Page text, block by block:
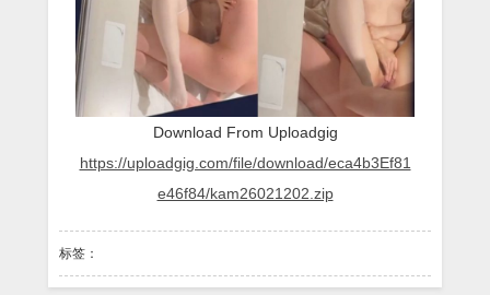
해
준
대
Download From Uploadgig
https://uploadgig.com/file/download/eca4b3Ef81
e46f84/kam26021202.zip
标签：